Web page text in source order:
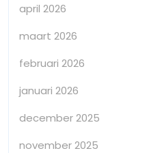
april 2026
maart 2026
februari 2026
januari 2026
december 2025
november 2025